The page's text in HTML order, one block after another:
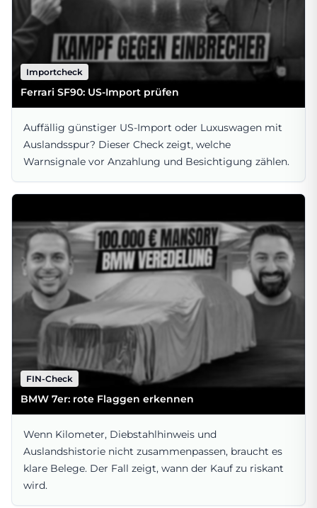
Importcheck
Ferrari SF90: US-Import prüfen
Auffällig günstiger US-Import oder Luxuswagen mit
Auslandsspur? Dieser Check zeigt, welche
Warnsignale vor Anzahlung und Besichtigung zählen.
FIN-Check
BMW 7er: rote Flaggen erkennen
Wenn Kilometer, Diebstahlhinweis und
Auslandshistorie nicht zusammenpassen, braucht es
klare Belege. Der Fall zeigt, wann der Kauf zu riskant
wird.